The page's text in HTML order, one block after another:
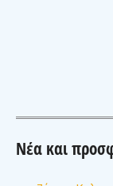
Νέα και